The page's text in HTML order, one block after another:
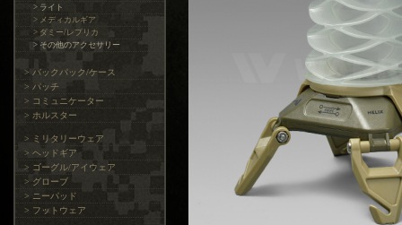
> ライト
> メディカルギア
> ダミー/レプリカ
> その他のアクセサリー
> バックパック/ケース
> パッチ
> コミュニケーター
> ホルスター
> ミリタリーウェア
> ヘッドギア
> ゴーグル/アイウェア
> グローブ
> ニーパッド
> フットウェア